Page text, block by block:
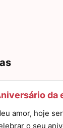
da
amor, hoje
o seu